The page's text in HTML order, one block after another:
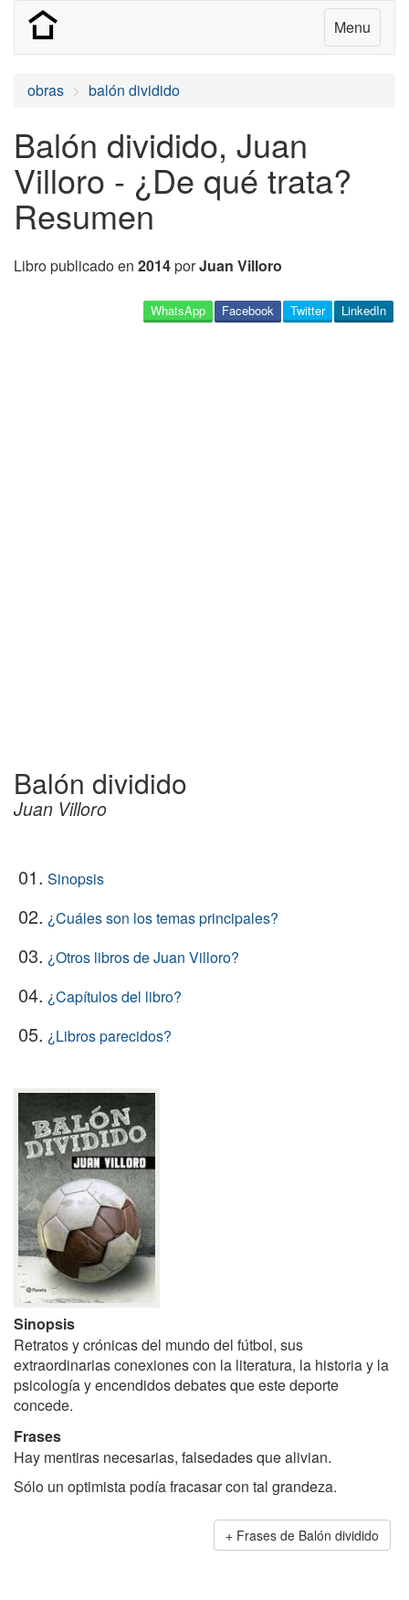
Menu
obras balón dividido
Balón dividido, Juan
Villoro - ¿De qué trata?
Resumen
Libro publicado en 2014porJuan Villoro
LinkedIn
Twitter
Facebook
WhatsApp
Balón dividido
Juan Villoro
01. Sinopsis
02. ¿Cuáles son los temas principales?
03. ¿Otros libros de Juan Villoro?
04. ¿Capítulos del libro?
05. ¿Libros parecidos?
Sinopsis
Retratos y crónicas del mundo del fútbol, sus
extraordinarias conexiones con la literatura, la historia y la
psicología y encendidos debates que este deporte
concede.
Frases
Hay mentiras necesarias, falsedades que alivian.
Sólo un optimista podía fracasar con tal grandeza.
Frases de Balón dividido